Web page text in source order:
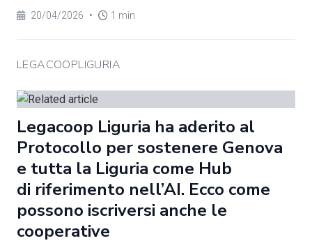
20/04/2026 • 1 min
LEGACOOPLIGURIA
Legacoop Liguria ha aderito al
Protocollo per sostenere Genova
e tutta la Liguria come Hub
di riferimento nell’AI. Ecco come
possono iscriversi anche le
cooperative